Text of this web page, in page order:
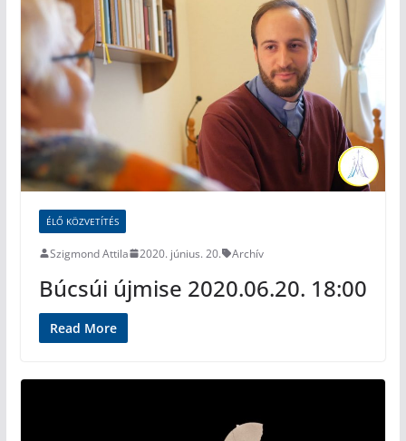
ÉLŐ KÖZVETÍTÉS
Szigmond Attila 2020. június. 20. Archív
Búcsúi újmise 2020.06.20. 18:00
Read More